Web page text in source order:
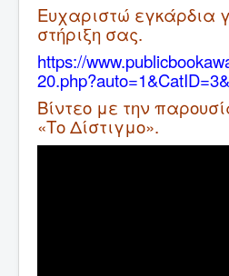
Ευχαριστώ εγκάρδια
στήριξη σας.
https://
Βίντεο με την
«Το Δίστιγμο».